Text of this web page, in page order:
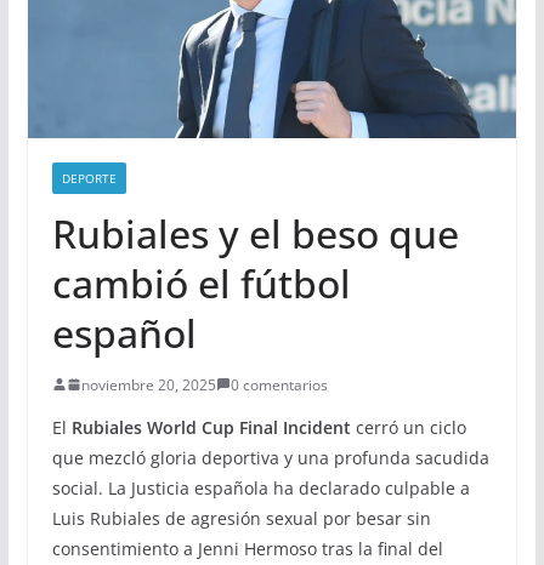
DEPORTE
Rubiales y el beso que
cambió el fútbol
español
noviembre 20, 2025 0 comentarios
El Rubiales World Cup Final Incident cerró un ciclo
que mezcló gloria deportiva y una profunda sacudida
social. La Justicia española ha declarado culpable a
Luis Rubiales de agresión sexual por besar sin
consentimiento a Jenni Hermoso tras la final del